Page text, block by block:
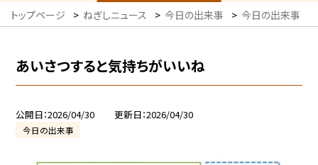
トップページ > ねぎしニュース > 今日の出来事 > 今日の出来事
あいさつすると気持ちがいいね
公開日 2026/04/30 更新日 2026/04/30
今日の出来事